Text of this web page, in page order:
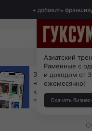
+ добавить
За 90 тыс. открой
ни коробок, ни
каждый месяц
получить бизнес-
Азиатский
Раменные с
и доходом от
ежемесячно!
Скачать